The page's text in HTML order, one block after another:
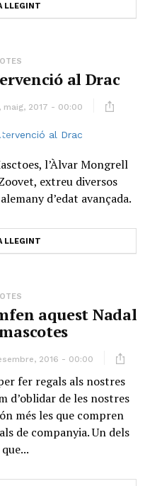
LLEGINT
al Drac
maig, 2017 - 00:00
l’Àlvar Mongrell
extreu diversos
d’edat avançada.
LLEGINT
aquest Nadal
2016 - 00:00
fer regals als nostres
d’oblidar de les nostres
més les que compren
de companyia. Un dels